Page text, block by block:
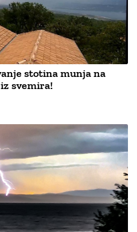
stotina munja na
svemira!